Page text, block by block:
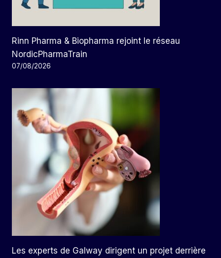
Rinn Pharma & Biopharma rejoint le réseau
NordicPharmaTrain
07/08/2026
Les experts de Galway dirigent un projet derrière